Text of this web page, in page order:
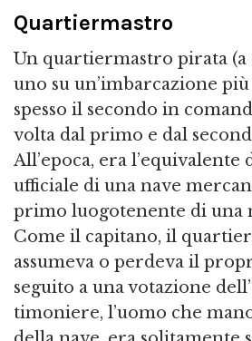
Quartiermastro
Un quartiermastro pirata
uno su un’imbarcazione
spesso il secondo in
volta dal primo e dal
All’epoca, era
ufficiale di una nave
primo luogotenente di una
Come il capitano, il
assumeva o perdeva il
seguito a una votazione
timoniere, l’uomo che